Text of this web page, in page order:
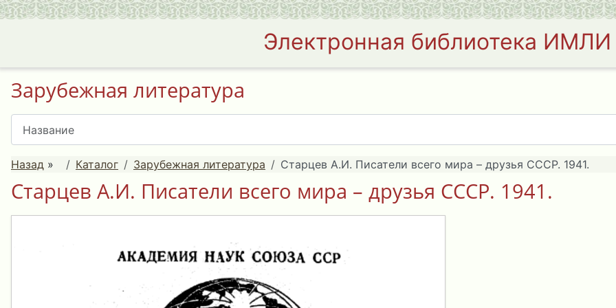
Электронная библиотека
Зарубежная литература
Назад » Каталог Зарубежная литература Старцев А.И. Писатели всего мира – друзья СССР. 1941.
Старцев А.И. Писатели всего мира – друзья СССР. 1941.